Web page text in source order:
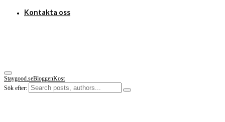
Kontakta oss
Staygood.seBloggenKost
Sök efter: